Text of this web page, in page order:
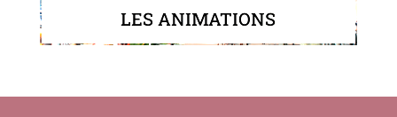
LES ANIMATIONS